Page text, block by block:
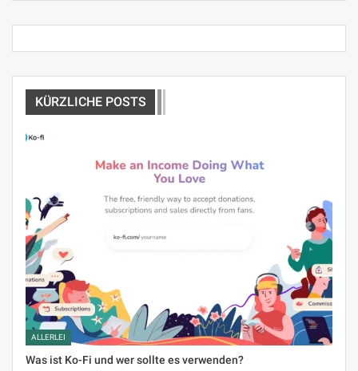
KÜRZLICHE POSTS
ALLERLEI
Was ist Ko-Fi und wer sollte es verwenden?